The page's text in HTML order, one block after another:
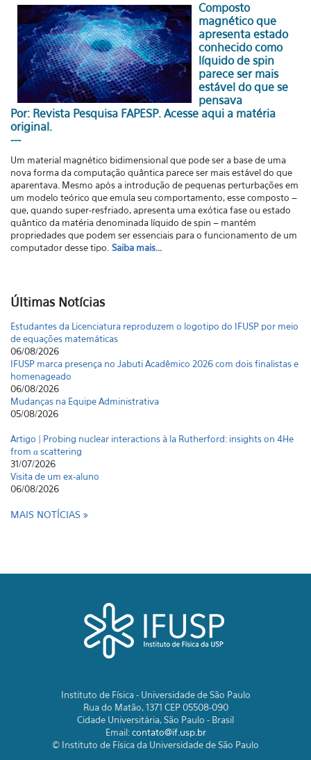
Composto
magnético que
apresenta estado
conhecido como
líquido de spin
parece ser mais
estável do que se
pensava
Por: Revista Pesquisa FAPESP. Acesse aqui a matéria
original.
---
Um material magnético bidimensional que pode ser a base de uma
nova forma da computação quântica parece ser mais estável do que
aparentava. Mesmo após a introdução de pequenas perturbações em
um modelo teórico que emula seu comportamento, esse composto –
que, quando super-resfriado, apresenta uma exótica fase ou estado
quântico da matéria denominada líquido de spin – mantém
propriedades que podem ser essenciais para o funcionamento de um
computador desse tipo. Saiba mais...
Últimas Notícias
Estudantes da Licenciatura reproduzem o logotipo do IFUSP por meio
de equações matemáticas
06/08/2026
IFUSP marca presença no Jabuti Acadêmico 2026 com dois finalistas e
homenageado
06/08/2026
Mudanças na Equipe Administrativa
05/08/2026
Artigo | Probing nuclear interactions à la Rutherford: insights on 4He
from α scattering
31/07/2026
Visita de um ex-aluno
06/08/2026
MAIS NOTÍCIAS
Instituto de Física - Universidade de São Paulo
Rua do Matão, 1371 CEP 05508-090
Cidade Universitária, São Paulo - Brasil
Email:contato@if.usp.br
© Instituto de Física da Universidade de São Paulo